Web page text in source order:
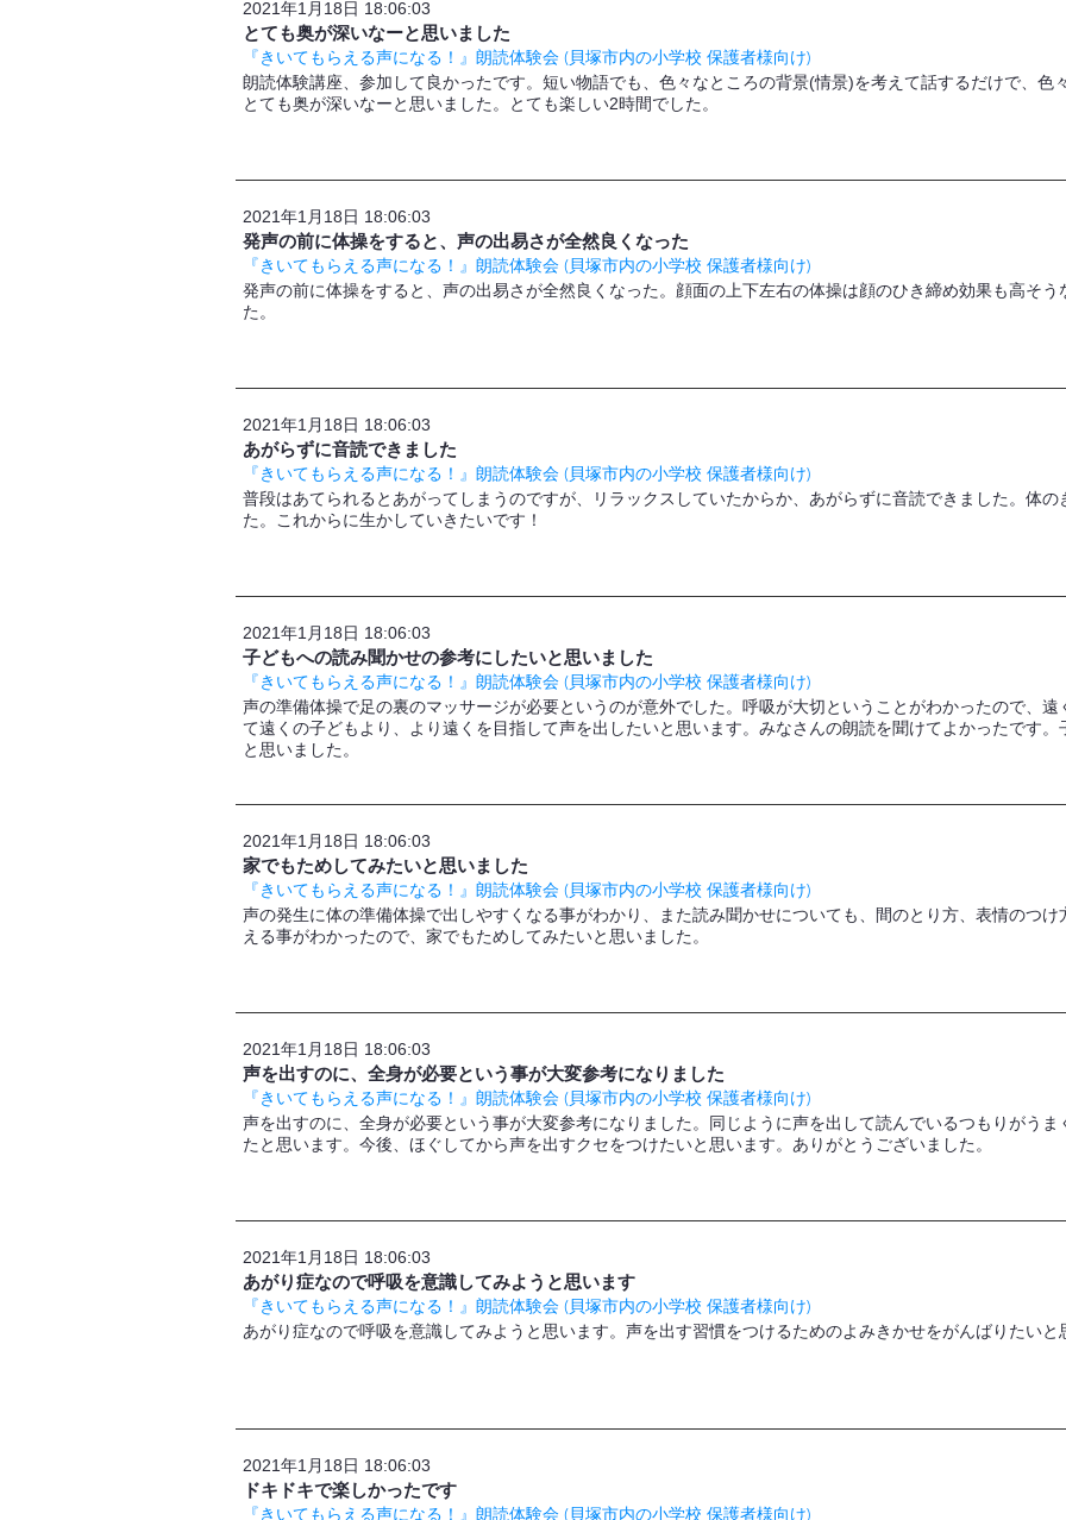
2021年1月18日 18:06:03
とても奥が深いなーと思いました
『きいてもらえる声になる！』朗読体験会 (貝塚市内の小学校 保護者様向け)
朗読体験講座、参加して良かったです。短い物語でも、色々なところの背景(情景)を考えて話するだけで、色
とても奥が深いなーと思いました。とても楽しい2時間でした。
2021年1月18日 18:06:03
発声の前に体操をすると、声の出易さが全然良くなった
『きいてもらえる声になる！』朗読体験会 (貝塚市内の小学校 保護者様向け)
発声の前に体操をすると、声の出易さが全然良くなった。顔面の上下左右の体操は顔のひき締め効果も高そ
た。
2021年1月18日 18:06:03
あがらずに音読できました
『きいてもらえる声になる！』朗読体験会 (貝塚市内の小学校 保護者様向け)
普段はあてられるとあがってしまうのですが、リラックスしていたからか、あがらずに音読できました。体
た。これからに生かしていきたいです！
2021年1月18日 18:06:03
子どもへの読み聞かせの参考にしたいと思いました
『きいてもらえる声になる！』朗読体験会 (貝塚市内の小学校 保護者様向け)
声の準備体操で足の裏のマッサージが必要というのが意外でした。呼吸が大切ということがわかったので、
て遠くの子どもより、より遠くを目指して声を出したいと思います。みなさんの朗読を聞けてよかったです
と思いました。
2021年1月18日 18:06:03
家でもためしてみたいと思いました
『きいてもらえる声になる！』朗読体験会 (貝塚市内の小学校 保護者様向け)
声の発生に体の準備体操で出しやすくなる事がわかり、また読み聞かせについても、間のとり方、表情のつ
える事がわかったので、家でもためしてみたいと思いました。
2021年1月18日 18:06:03
声を出すのに、全身が必要という事が大変参考になりました
『きいてもらえる声になる！』朗読体験会 (貝塚市内の小学校 保護者様向け)
声を出すのに、全身が必要という事が大変参考になりました。同じように声を出して読んでいるつもりがう
たと思います。今後、ほぐしてから声を出すクセをつけたいと思います。ありがとうございました。
2021年1月18日 18:06:03
あがり症なので呼吸を意識してみようと思います
『きいてもらえる声になる！』朗読体験会 (貝塚市内の小学校 保護者様向け)
あがり症なので呼吸を意識してみようと思います。声を出す習慣をつけるためのよみきかせをがんばりたいと
2021年1月18日 18:06:03
ドキドキで楽しかったです
『きいてもらえる声になる！』朗読体験会 (貝塚市内の小学校 保護者様向け)